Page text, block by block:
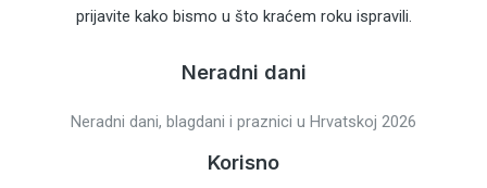
prijavite kako bismo u što kraćem roku ispravili.
Neradni dani
Neradni dani, blagdani i praznici u Hrvatskoj 2026
Korisno